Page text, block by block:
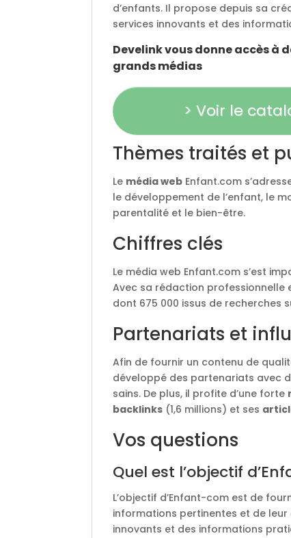
d’enfants. Il propose depuis sa
services innovants et des
Develink vous donne accès à
grands médias
> Voir le
Thèmes traités et
Le média web Enfant.com
le développement de l’enfant, le
parentalité et le bien-être.
Chiffres clés
Le média web Enfant.com s’est
Avec sa rédaction professionnelle
dont 675 000 issus de recherches
Partenariats et
Afin de fournir un contenu de
développé des partenariats avec
sains. De plus, il profite d’une forte
backlinks (1,6 millions) et ses
Vos questions
Quel est l’objectif
L’objectif d’Enfant-com est de
informations pertinentes et de
innovants et des informations